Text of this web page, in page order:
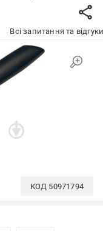
Всі запитання та
КОД 50971794